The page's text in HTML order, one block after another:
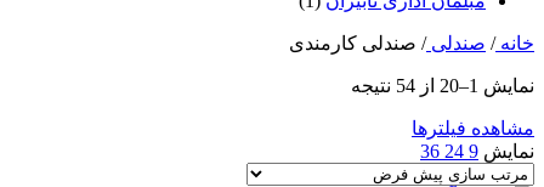
خانه/ صندلی/ صندلی کارمندی
نمایش 1–20 از 54 نتیجه
مشاهده فیلترها
نمایش 9
24
36